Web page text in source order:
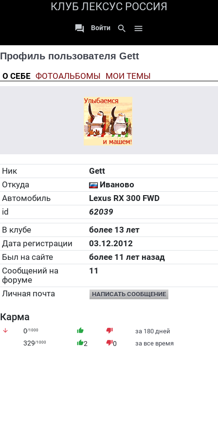
КЛУБ ЛЕКСУС РОССИЯ
 Войти search 
Профиль пользователя Gett
О СЕБЕ ФОТОАЛЬБОМЫ МОИ ТЕМЫ
Ник
Gett
Откуда
Иваново
Автомобиль
Lexus RX 300 FWD
id
62039
В клубе
более 13 лет
Дата регистрации
03.12.2012
Был на сайте
более 11 лет назад
Сообщений на
форуме
11
Личная почта НАПИСАТЬ СООБЩЕНИЕ
Карма
arrow_downward 0/1000 thumb_up thumb_down за 180 дней
329/1000 thumb_up2 thumb_down0 за все время